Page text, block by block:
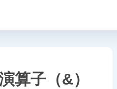
算子（&）